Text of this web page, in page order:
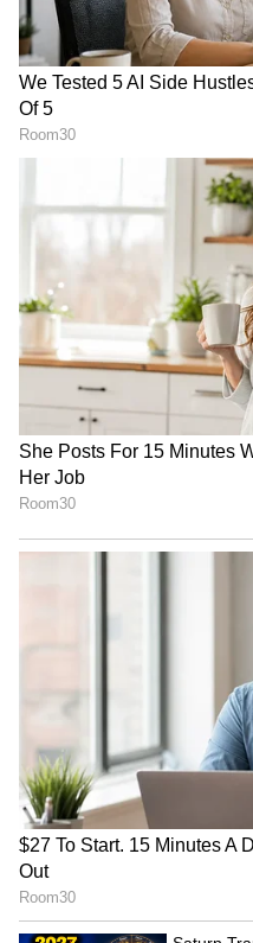
3
Producer Dhanush
இது ஒரு புறம்
ஆண்டு வெளியான
மூலம் தமிழ் திரை